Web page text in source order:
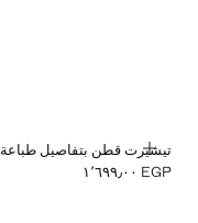
تيشيرت قطن بتفاصيل طباعة
إضافة
السعر الحالي [EGP ١٬٦٩٩٫٠٠ ]
EGP ١٬٦٩٩٫٠٠